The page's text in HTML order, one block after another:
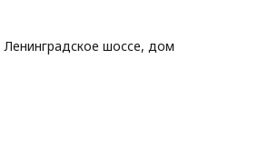
шоссе, дом